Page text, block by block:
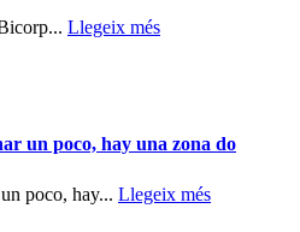
Llegeix més
un poco, hay una zona do
poco, hay... Llegeix més